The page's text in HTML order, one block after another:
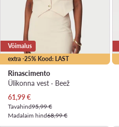
extra -25% Kood: LAST
Võimalus
Rinascimento
Ülikonna vest · Beež
Praegune hind
61,99€
Tavahind95,99 €
Madalaim hind68,99 €